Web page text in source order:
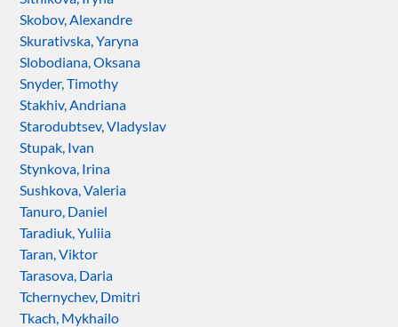
Skobov, Alexandre
Skurativska, Yaryna
Slobodiana, Oksana
Snyder, Timothy
Stakhiv, Andriana
Starodubtsev, Vladyslav
Stupak, Ivan
Stynkova, Irina
Sushkova, Valeria
Tanuro, Daniel
Taradiuk, Yuliia
Taran, Viktor
Tarasova, Daria
Tchernychev, Dmitri
Tkach, Mykhailo